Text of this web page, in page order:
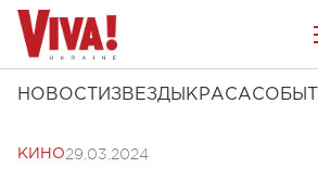
НОВОСТИ ЗВЕЗДЫ КРАСА
КИНО29.03.2024